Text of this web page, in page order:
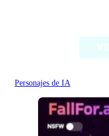
Personajes de IA